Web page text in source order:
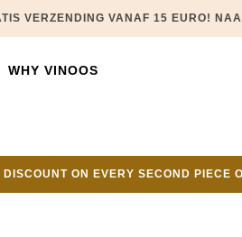
VERZENDING VANAF 15 EURO!
WHY VINOOS
DISCOUNT ON EVERY SECOND PIECE